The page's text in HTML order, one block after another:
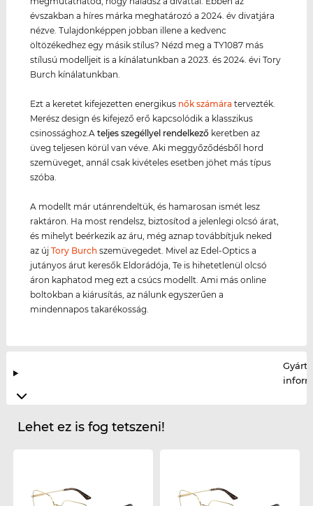
évszakban a híres márka meghatározó a 2024. év divatjára
nézve. Tulajdonképpen jobban illene a kedvenc
öltözékedhez egy másik stílus? Nézd meg a TY1087 más
stílusú modelljeit is a kínálatunkban a 2023. és 2024. évi Tory
Burch kínálatunkban.
Ezt a keretet kifejezetten energikus nők számára tervezték.
Merész design és kifejező erő kapcsolódik a klasszikus
csinossághoz.Ateljes szegéllyel rendelkező keretben az
üveg teljesen körül van véve. Aki meggyőződésből hord
szemüveget, annál csak kivételes esetben jöhet más típus
szóba.
A modellt már utánrendeltük, és hamarosan ismét lesz
raktáron. Ha most rendelsz, biztosítod a jelenlegi olcsó árat,
és mihelyt beérkezik az áru, még aznap továbbítjuk neked
az újTory Burch szemüvegedet. Mivel az Edel-Optics a
jutányos árut keresők Eldorádója, Te is hihetetlenül olcsó
áron kaphatod meg ezt a csúcs modellt. Ami más online
boltokban a kiárusítás, az nálunk egyszerűen a
mindennapos takarékosság.
Lehet ez is fog tetszeni!